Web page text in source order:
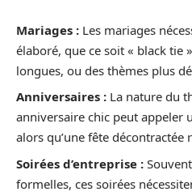
Mariages : Les mariages
élaboré, que ce soit « black tie
longues, ou des thèmes plus
Anniversaires : La nature du
anniversaire chic peut appeler
alors qu’une fête décontractée
Soirées d’entreprise :
formelles, ces soirées